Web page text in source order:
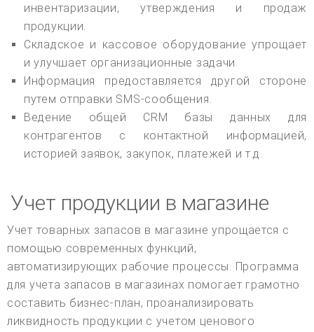
инвентаризации, утверждения и продаж
продукции.
Складское и кассовое оборудование упрощает
и улучшает организационные задачи.
Информация предоставляется другой стороне
путем отправки SMS-сообщения.
Ведение общей CRM базы данных для
контрагентов с контактной информацией,
историей заявок, закупок, платежей и т.д.
Учет продукции в магазине
Учет товарных запасов в магазине упрощается с
помощью современных функций,
автоматизирующих рабочие процессы. Программа
для учета запасов в магазинах помогает грамотно
составить бизнес-план, проанализировать
ликвидность продукции с учетом ценового